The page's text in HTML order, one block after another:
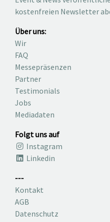
kostenfreien Newsletter
Über uns:
Wir
FAQ
Messepräsenzen
Partner
Testimonials
Jobs
Mediadaten
Folgt uns auf
Instagram
Linkedin
---
Kontakt
AGB
Datenschutz